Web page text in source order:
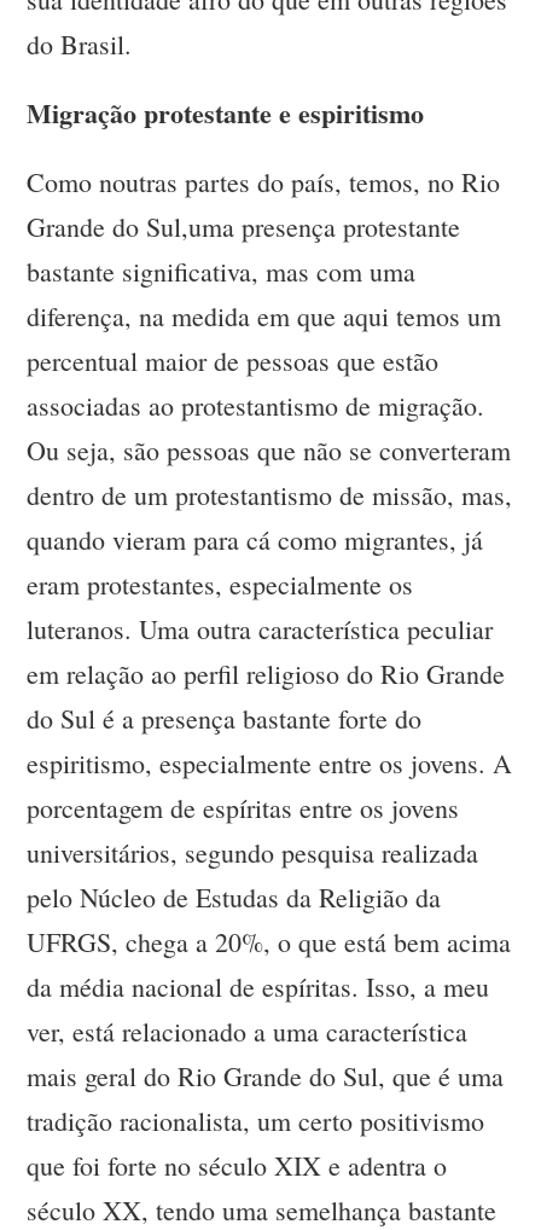
do Brasil.
Migração protestante e espiritismo
Como noutras partes do país, temos, no Rio
Grande do Sul,uma presença protestante
bastante significativa, mas com uma
diferença, na medida em que aqui temos um
percentual maior de pessoas que estão
associadas ao protestantismo de migração.
Ou seja, são pessoas que não se converteram
dentro de um protestantismo de missão, mas,
quando vieram para cá como migrantes, já
eram protestantes, especialmente os
luteranos. Uma outra característica peculiar
em relação ao perfil religioso do Rio Grande
do Sul é a presença bastante forte do
espiritismo, especialmente entre os jovens. A
porcentagem de espíritas entre os jovens
universitários, segundo pesquisa realizada
pelo Núcleo de Estudas da Religião da
UFRGS, chega a 20%, o que está bem acima
da média nacional de espíritas. Isso, a meu
ver, está relacionado a uma característica
mais geral do Rio Grande do Sul, que é uma
tradição racionalista, um certo positivismo
que foi forte no século XIX e adentra o
século XX, tendo uma semelhança bastante